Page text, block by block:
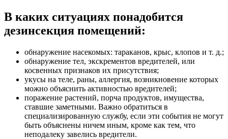
В каких ситуациях понадобится
дезинсекция помещений:
обнаружение насекомых: тараканов, крыс, клопов и т. д.;
обнаружение тел, экскрементов вредителей, или
косвенных признаков их присутствия;
укусы на теле, раны, аллергия, возникновение которых
можно объяснить активностью вредителей;
поражение растений, порча продуктов, имущества,
ставшие заметными. Важно обратиться в
специализированную службу, если эти события не могут
быть объяснены ничем иным, кроме как тем, что
неподалеку завелись вредители.